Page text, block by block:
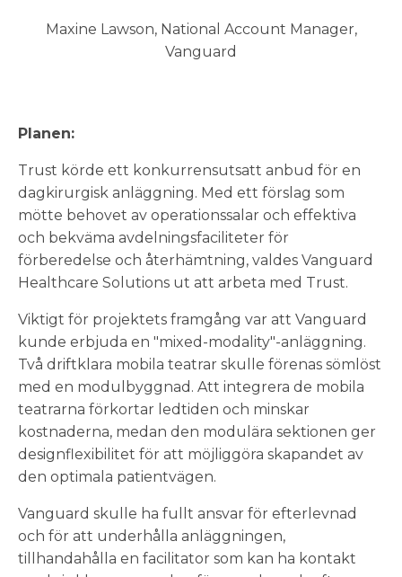
Maxine Lawson, National Account Manager,
Vanguard
Planen:
Trust körde ett konkurrensutsatt anbud för en
dagkirurgisk anläggning. Med ett förslag som
mötte behovet av operationssalar och effektiva
och bekväma avdelningsfaciliteter för
förberedelse och återhämtning, valdes Vanguard
Healthcare Solutions ut att arbeta med Trust.
Viktigt för projektets framgång var att Vanguard
kunde erbjuda en "mixed-modality"-anläggning.
Två driftklara mobila teatrar skulle förenas sömlöst
med en modulbyggnad. Att integrera de mobila
teatrarna förkortar ledtiden och minskar
kostnaderna, medan den modulära sektionen ger
designflexibilitet för att möjliggöra skapandet av
den optimala patientvägen.
Vanguard skulle ha fullt ansvar för efterlevnad
och för att underhålla anläggningen,
tillhandahålla en facilitator som kan ha kontakt